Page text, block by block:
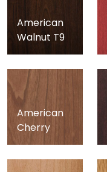
American
Walnut T9
American
Cherry